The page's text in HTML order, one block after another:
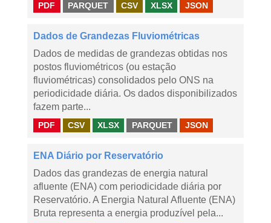
PDF PARQUET CSV XLSX JSON
Dados de Grandezas Fluviométricas
Dados de medidas de grandezas obtidas nos
postos fluviométricos (ou estação
fluviométricas) consolidados pelo ONS na
periodicidade diária. Os dados disponibilizados
fazem parte...
PDF CSV XLSX PARQUET JSON
ENA Diário por Reservatório
Dados das grandezas de energia natural
afluente (ENA) com periodicidade diária por
Reservatório. A Energia Natural Afluente (ENA)
Bruta representa a energia produzível pela...